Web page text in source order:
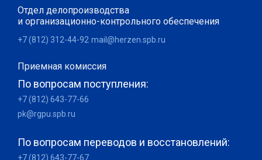
Отдел делопроизводства
и организационно-контрольного обеспечения
+7 (812) 312-44-92 mail@herzen.spb.ru
Приемная комиссия
По вопросам поступления:
+7 (812) 643-77-66
pk@rgpu.spb.ru
По вопросам переводов и восстановлений:
+7 (812) 643-77-67